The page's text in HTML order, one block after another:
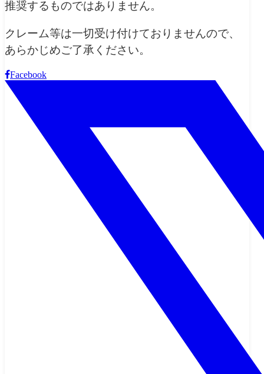
推奨するものではありません。
クレーム等は一切受け付けておりませんので、
あらかじめご了承ください。
Facebook